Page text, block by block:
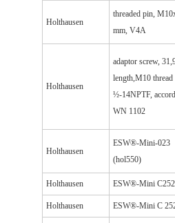
Holthausen
threaded pin,
mm, V4A
Holthausen
adaptor screw,
length,M10 thread
½-14NPTF,
WN 1102
Holthausen
ESW®-Mini-023
(hol550)
Holthausen ESW®-Mini C252
Holthausen ESW®-Mini C